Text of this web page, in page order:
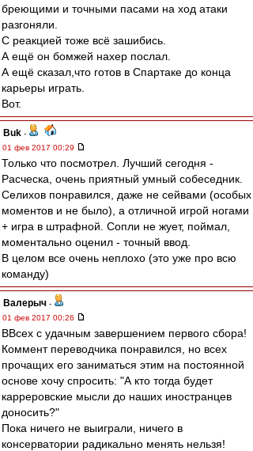
бреющими и точными пасами на ход атаки
разгоняли.
С реакцией тоже всё зашибись.
А ещё он бомжей нахер послал.
А ещё сказал,что готов в Спартаке до конца
карьеры играть.
Вот.
Buk -
01 фев 2017 00:29
Только что посмотрел. Лучший сегодня -
Расческа, очень приятный умный собеседник.
Селихов понравился, даже не сейвами (особых
моментов и не было), а отличной игрой ногами
+ игра в штрафной. Сопли не жует, поймал,
моментально оценил - точный ввод.
В целом все очень неплохо (это уже про всю
команду)
Валерыч -
01 фев 2017 00:26
ВВсех с удачным завершением первого сбора!
Коммент переводчика понравился, но всех
прочащих его заниматься этим на постоянной
основе хочу спросить: "А кто тогда будет
карреровские мысли до наших иностранцев
доносить?"
Пока ничего не выиграли, ничего в
консерватории радикально менять нельзя!